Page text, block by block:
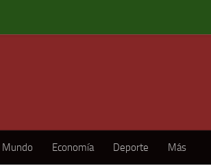
Mundo Economía Deporte Más